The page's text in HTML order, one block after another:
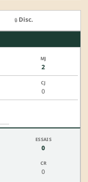
🔒 Disc.
2
0
0
0